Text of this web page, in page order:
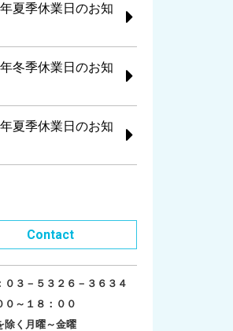
夏季休業日のお知
冬季休業日のお知
夏季休業日のお知
Contact
０３－５３２６－３６３４
０～１８：００
除く月曜～金曜